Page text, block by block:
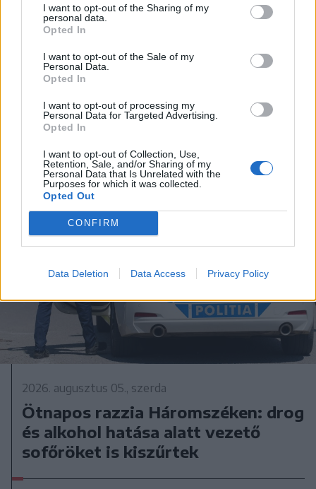
I want to opt-out of the Sharing of my
personal data.
Opted In
I want to opt-out of the Sale of my
Personal Data.
Opted In
I want to opt-out of processing my
Personal Data for Targeted Advertising.
Opted In
I want to opt-out of Collection, Use,
Retention, Sale, and/or Sharing of my
Personal Data that Is Unrelated with the
Purposes for which it was collected.
Opted Out
CONFIRM
Data Deletion Data Access Privacy Policy
Nyírfásban bukkantak rá egy
kannabiszültetvényre
Háromszéken
2026. augusztus 05., szerda
Ötnapos razzia Háromszéken: drog
és alkohol hatása alatt vezető
sofőröket is kiszűrtek